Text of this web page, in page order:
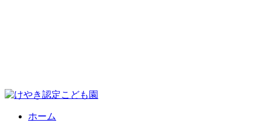
ホーム